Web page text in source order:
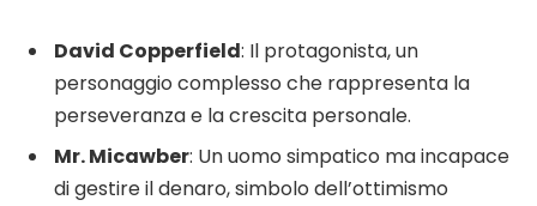
David Copperfield: Il protagonista, un
personaggio complesso che rappresenta la
perseveranza e la crescita personale.
Mr. Micawber: Un uomo simpatico ma incapace
di gestire il denaro, simbolo dell’ottimismo